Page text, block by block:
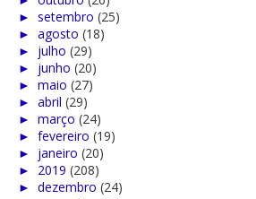
► setembro (25)
► agosto (18)
► julho (29)
► junho (20)
► maio (27)
► abril (29)
► março (24)
► fevereiro (19)
► janeiro (20)
► 2019 (208)
► dezembro (24)